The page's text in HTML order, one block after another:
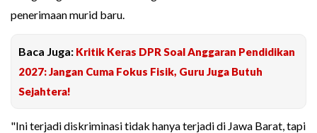
penerimaan murid baru.
Baca Juga: Kritik Keras DPR Soal Anggaran Pendidikan
2027: Jangan Cuma Fokus Fisik, Guru Juga Butuh
Sejahtera!
"Ini terjadi diskriminasi tidak hanya terjadi di Jawa Barat, tapi